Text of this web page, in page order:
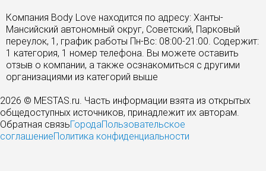
Компания Body Love находится по адресу: Ханты-
Мансийский автономный округ, Советский, Парковый
переулок, 1, график работы Пн-Вс: 08:00-21:00. Содержит:
1 категория, 1 номер телефона. Вы можете оставить
отзыв о компании, а также осзнакомиться с другими
организациями из категорий выше
2026 © MESTAS.ru. Часть информации взята из открытых
общедоступных источников, принадлежит их авторам.
Обратная связьГородаПользовательское
соглашениеПолитика конфиденциальности